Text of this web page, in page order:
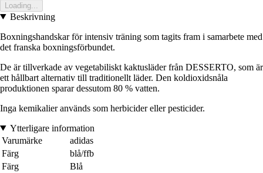
Loading...
Beskrivning
Boxningshandskar för intensiv träning som tagits fram i samarbete med
det franska boxningsförbundet.
De är tillverkade av vegetabiliskt kaktusläder från DESSERTO, som är
ett hållbart alternativ till traditionellt läder. Den koldioxidsnåla
produktionen sparar dessutom 80 % vatten.
Inga kemikalier används som herbicider eller pesticider.
Ytterligare information
Varumärke
adidas
Färg
blå/ffb
Färg
Blå